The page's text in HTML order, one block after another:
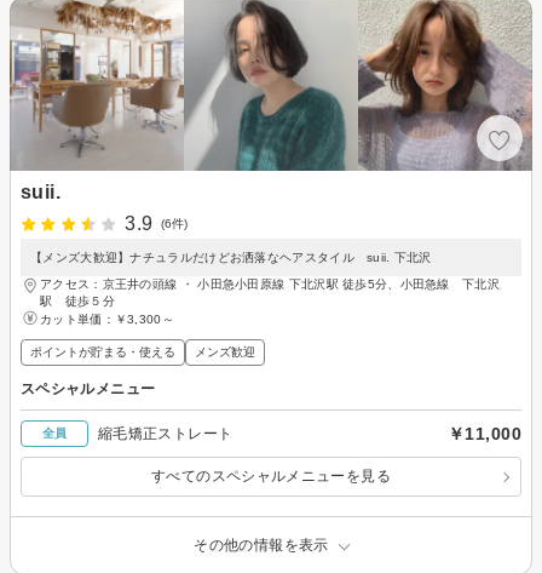
suii.
3.9
(6件)
【メンズ大歓迎】ナチュラルだけどお洒落なヘアスタイル suii. 下北沢
アクセス：京王井の頭線 ・ 小田急小田原線 下北沢駅 徒歩5分、小田急線 下北沢
駅 徒歩５分
カット単価： ￥3,300～
ポイントが貯まる・使える メンズ歓迎
スペシャルメニュー
全員 縮毛矯正ストレート ￥11,000
すべてのスペシャルメニューを見る
その他の情報を表示